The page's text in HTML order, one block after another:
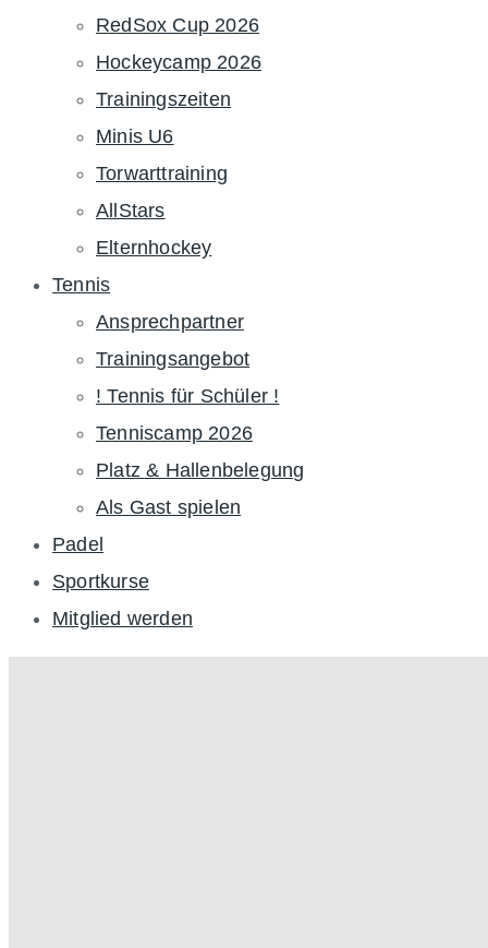
RedSox Cup 2026
Hockeycamp 2026
Trainingszeiten
Minis U6
Torwarttraining
AllStars
Elternhockey
Tennis
Ansprechpartner
Trainingsangebot
! Tennis für Schüler !
Tenniscamp 2026
Platz & Hallenbelegung
Als Gast spielen
Padel
Sportkurse
Mitglied werden